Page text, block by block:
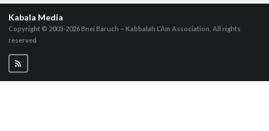
Kabala Media
Copyright © 2003-2026Bnei Baruch – Kabbalah L’Am Association, All rights
reserved